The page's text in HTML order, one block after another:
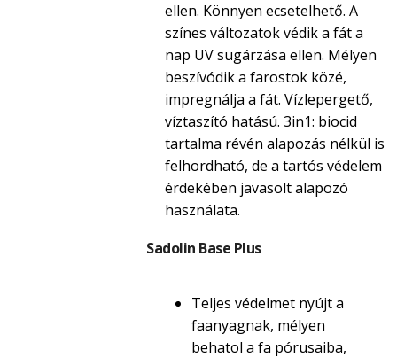
ellen. Könnyen ecsetelhető. A
színes változatok védik a fát a
nap UV sugárzása ellen. Mélyen
beszívódik a farostok közé,
impregnálja a fát. Vízlepergető,
víztaszító hatású. 3in1: biocid
tartalma révén alapozás nélkül is
felhordható, de a tartós védelem
érdekében javasolt alapozó
használata.
Sadolin Base Plus
Teljes védelmet nyújt a
faanyagnak, mélyen
behatol a fa pórusaiba,